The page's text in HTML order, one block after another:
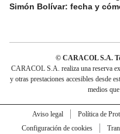
Simón Bolívar: fecha y
© CARACOL S.A.
CARACOL S.A. realiza una reserva
y otras prestaciones accesibles desde
medios
Aviso legal Política de
Configuración de cookies